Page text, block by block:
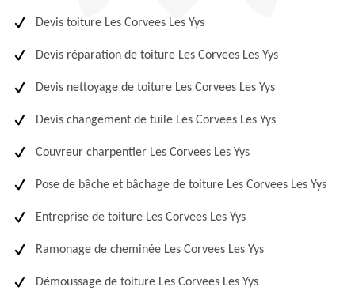
Devis toiture Les Corvees Les Yys
Devis réparation de toiture Les Corvees Les Yys
Devis nettoyage de toiture Les Corvees Les Yys
Devis changement de tuile Les Corvees Les Yys
Couvreur charpentier Les Corvees Les Yys
Pose de bâche et bâchage de toiture Les Corvees Les Yys
Entreprise de toiture Les Corvees Les Yys
Ramonage de cheminée Les Corvees Les Yys
Démoussage de toiture Les Corvees Les Yys